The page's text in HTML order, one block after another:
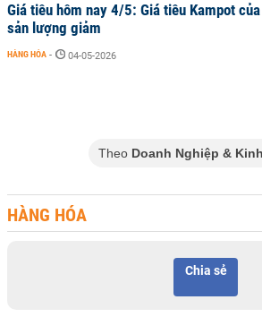
Giá tiêu hôm nay 4/5: Giá tiêu Kampot
sản lượng giảm
HÀNG HÓA - 04-05-2026
Theo Doanh Nghiệp &
HÀNG HÓA
Chia sẻ